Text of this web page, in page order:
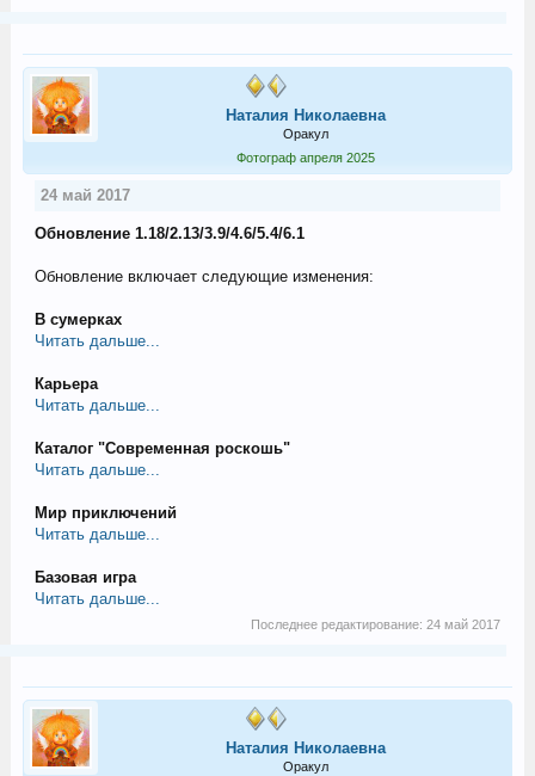
Наталия Николаевна
Оракул
Фотограф апреля 2025
24 май 2017
Обновление 1.18/2.13/3.9/4.6/5.4/6.1
Обновление включает следующие изменения:
В сумерках
Читать дальше...
Карьера
Читать дальше...
Каталог "Современная роскошь"
Читать дальше...
Мир приключений
Читать дальше...
Базовая игра
Читать дальше...
Последнее редактирование:24 май 2017
Наталия Николаевна
Оракул